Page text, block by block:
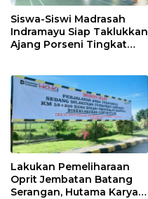
Siswa-Siswi Madrasah
Indramayu Siap Taklukkan
Ajang Porseni Tingkat
Lakukan Pemeliharaan
Oprit Jembatan Batang
Serangan, Hutama Karya